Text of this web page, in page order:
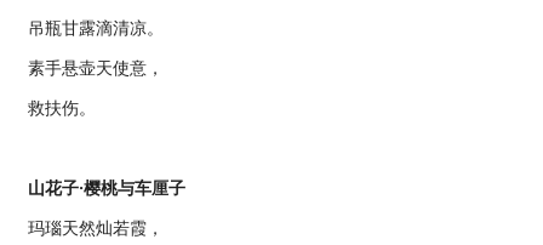
吊瓶甘露滴清凉。
素手悬壶天使意，
救扶伤。
山花子·樱桃与车厘子
玛瑙天然灿若霞，